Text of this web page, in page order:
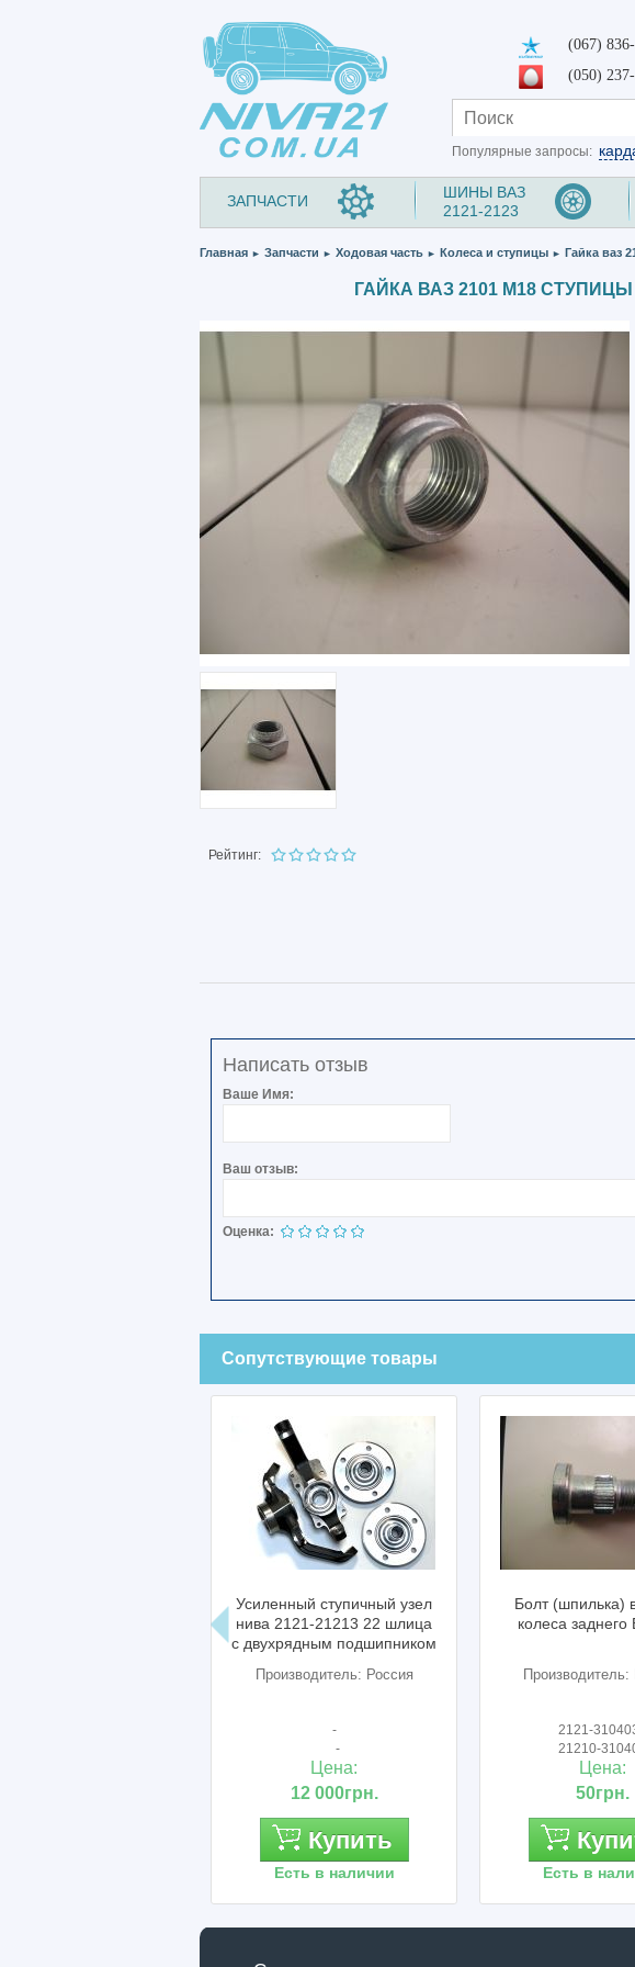
(067)
(050)
Популярные запросы:
ЗАПЧАСТИ
ШИНЫ ВАЗ
2121-2123
Главная ► Запчасти ► Ходовая часть ► Колеса и ступицы ► Гайка ваз
ГАЙКА ВАЗ 2101 М18
Рейтинг:
Написать отзыв
Ваше Имя:
Ваш отзыв:
Оценка:
Сопутствующие товары
Усиленный ступичный узел
нива 2121-21213 22 шлица
с двухрядным подшипником
Производитель: Россия
Цена:
12 000грн.
Купить
Есть в наличии
Болт (шпилька)
колеса заднего
Производитель:
2121-3104039
21210-
Цена:
50грн.
Есть в